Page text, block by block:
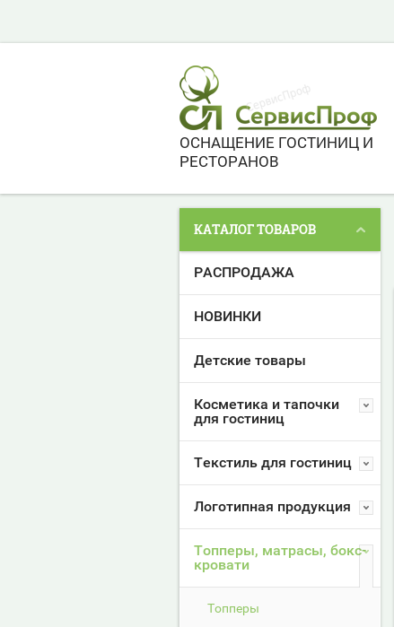
ОСНАЩЕНИЕ ГОСТИНИЦ И
РЕСТОРАНОВ
КАТАЛОГ ТОВАРОВ
РАСПРОДАЖА
НОВИНКИ
Детские товары
Косметика и тапочки
для гостиниц
Текстиль для гостиниц
Логотипная продукция
Топперы, матрасы, бокс-
кровати
Топперы